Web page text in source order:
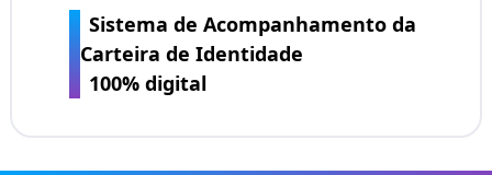
Sistema de Acompanhamento da
Carteira de Identidade
100% digital